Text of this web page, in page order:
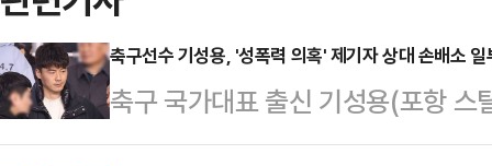
축구선수 기성용, '성폭력 의혹' 제기자 상대 손배소 일
축구 국가대표 출신 기성용(포항
자들을 상대로 제기한 손해배상 소